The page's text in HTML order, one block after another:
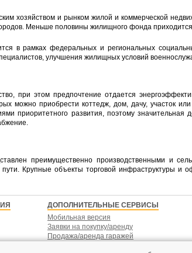
хозяйством и рынком жилой и коммерческой
Меньше половины жилищного фонда
в рамках федеральных и региональных
улучшения жилищных условий
при этом предпочтение отдается
можно приобрести коттедж, дом, дачу, участок
приоритетного развития, поэтому
преимущественно производственными и
Крупные объекты торговой инфраструктуры и
ДОПОЛНИТЕЛЬНЫЕ СЕРВИСЫ
Мобильная версия
Заявки на покупку/аренду
Продажа/аренда гаражей